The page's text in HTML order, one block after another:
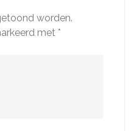
worden.
met *